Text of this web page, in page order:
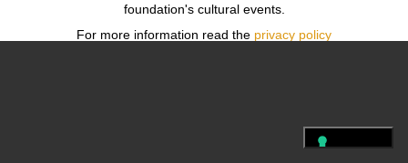
foundation's cultural events.
For more information read the privacy policy